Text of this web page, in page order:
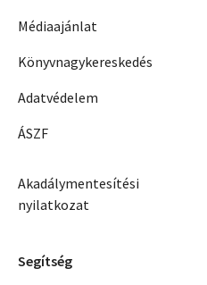
Médiaajánlat
Könyvnagykereskedés
Adatvédelem
ÁSZF
Akadálymentesítési
nyilatkozat
Segítség